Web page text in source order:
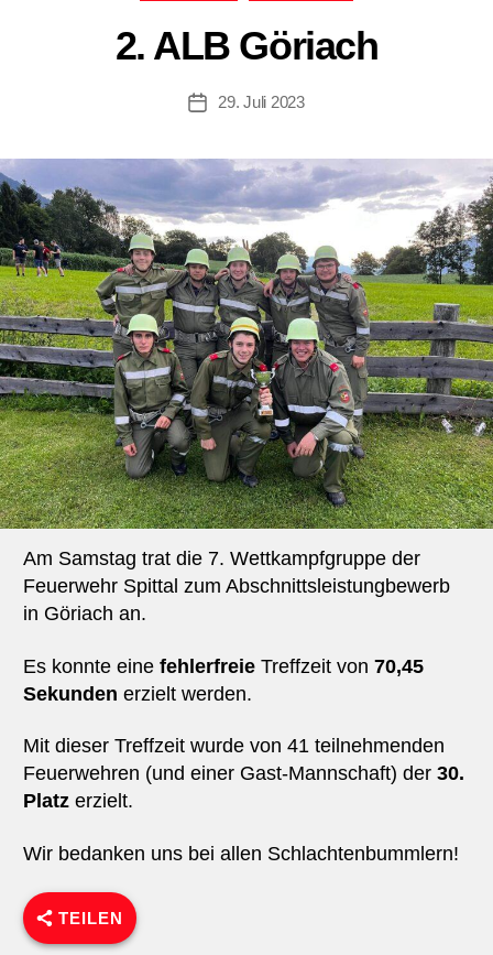
2. ALB Göriach
Beitragsdatum
29. Juli 2023
Am Samstag trat die 7. Wettkampfgruppe der
Feuerwehr Spittal zum Abschnittsleistungbewerb
in Göriach an.
Es konnte eine fehlerfreie Treffzeit von 70,45
Sekunden erzielt werden.
Mit dieser Treffzeit wurde von 41 teilnehmenden
Feuerwehren (und einer Gast-Mannschaft) der 30.
Platzerzielt.
Wir bedanken uns bei allen Schlachtenbummlern!
TEILEN